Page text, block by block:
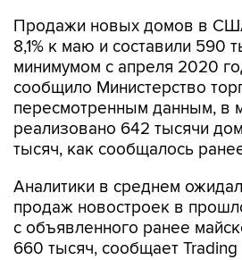
Продажи новых домов в
8,1% к маю и составили 590
минимумом с апреля 2020
сообщило Министерство
пересмотренным данным, в
реализовано 642 тысячи
тысяч, как сообщалось
Аналитики в среднем
продаж новостроек в
с объявленного ранее
660 тысяч, сообщает Trading